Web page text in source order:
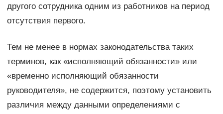
другого сотрудника одним из работников на период
отсутствия первого.
Тем не менее в нормах законодательства таких
терминов, как «исполняющий обязанности» или
«временно исполняющий обязанности
руководителя», не содержится, поэтому установить
различия между данными определениями с